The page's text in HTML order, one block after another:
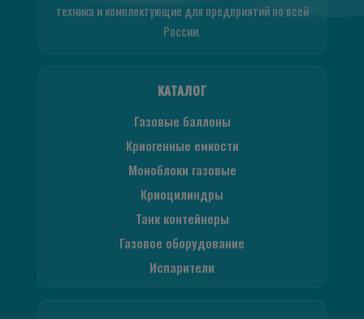
техника и комплектующие для предприятий по всей
России.
КАТАЛОГ
Газовые баллоны
Криогенные емкости
Моноблоки газовые
Криоцилиндры
Танк контейнеры
Газовое оборудование
Испарители